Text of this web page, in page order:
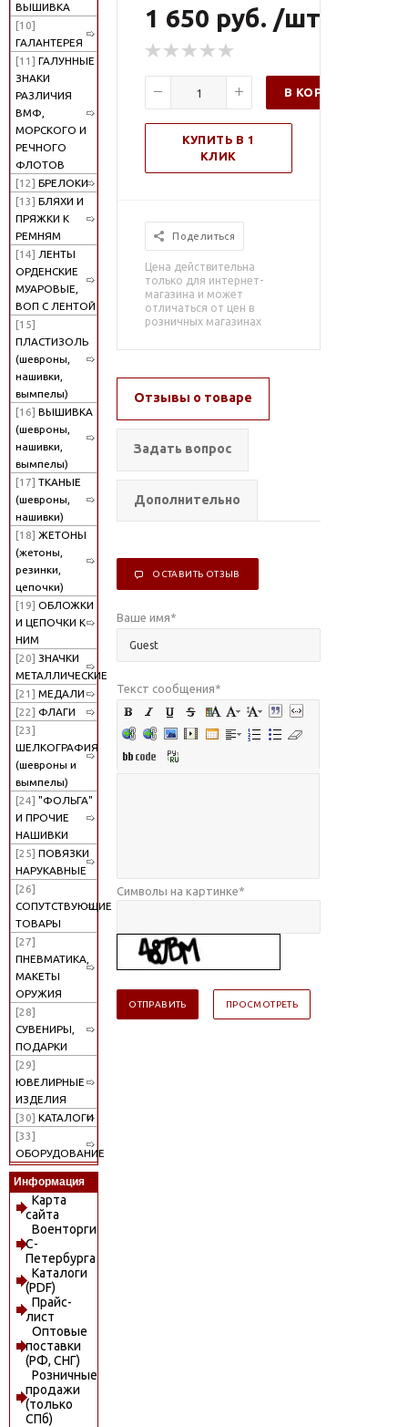
ВЫШИВКА
[10]
ГАЛАНТЕРЕЯ
[11] ГАЛУННЫЕ
ЗНАКИ
РАЗЛИЧИЯ
ВМФ,
МОРСКОГО И
РЕЧНОГО
ФЛОТОВ
[12] БРЕЛОКИ
[13] БЛЯХИ И
ПРЯЖКИ К
РЕМНЯМ
[14] ЛЕНТЫ
ОРДЕНСКИЕ
МУАРОВЫЕ,
ВОП С ЛЕНТОЙ
[15]
ПЛАСТИЗОЛЬ
(шевроны,
нашивки,
вымпелы)
[16] ВЫШИВКА
(шевроны,
нашивки,
вымпелы)
[17] ТКАНЫЕ
(шевроны,
нашивки)
[18] ЖЕТОНЫ
(жетоны,
резинки,
цепочки)
[19] ОБЛОЖКИ
И ЦЕПОЧКИ К
НИМ
[20] ЗНАЧКИ
МЕТАЛЛИЧЕСКИЕ
[21] МЕДАЛИ
[22] ФЛАГИ
[23]
ШЕЛКОГРАФИЯ
(шевроны и
вымпелы)
[24] "ФОЛЬГА"
И ПРОЧИЕ
НАШИВКИ
[25] ПОВЯЗКИ
НАРУКАВНЫЕ
[26]
СОПУТСТВУЮЩИЕ
ТОВАРЫ
[27]
ПНЕВМАТИКА,
МАКЕТЫ
ОРУЖИЯ
[28]
СУВЕНИРЫ,
ПОДАРКИ
[29]
ЮВЕЛИРНЫЕ
ИЗДЕЛИЯ
[30] КАТАЛОГИ
[33]
ОБОРУДОВАНИЕ
Информация
Карта
сайта
Военторги
С-
Петербурга
Каталоги
(PDF)
Прайс-
лист
Оптовые
поставки
(РФ, СНГ)
Розничные
продажи
(только
СПб)
1 650 руб. /шт
В КОРЗИНУ
КУПИТЬ В 1
КЛИК
Поделиться
Цена действительна
только для интернет-
магазина и может
отличаться от цен в
розничных магазинах
Отзывы о товаре
Задать вопрос
Дополнительно
ОСТАВИТЬ ОТЗЫВ
Ваше имя*
Текст сообщения*
Символы на картинке*